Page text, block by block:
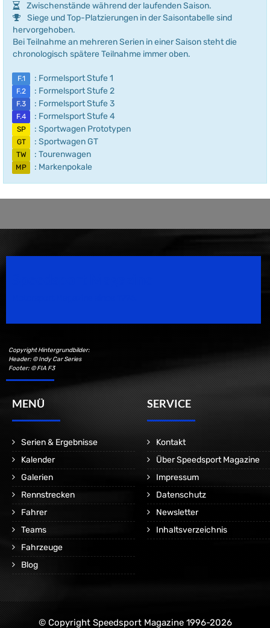
Zwischenstände während der laufenden Saison.
Siege und Top-Platzierungen in der Saisontabelle sind
hervorgehoben.
Bei Teilnahme an mehreren Serien in einer Saison steht die
chronologisch spätere Teilnahme immer oben.
F.1 : Formelsport Stufe 1
F.2 : Formelsport Stufe 2
F.3 : Formelsport Stufe 3
F.4 : Formelsport Stufe 4
SP : Sportwagen Prototypen
GT : Sportwagen GT
TW : Tourenwagen
MP : Markenpokale
Copyright Hintergrundbilder:
Header: © Indy Car Series
Footer: © FIA F3
MENÜ
Serien & Ergebnisse
Kalender
Galerien
Rennstrecken
Fahrer
Teams
Fahrzeuge
Blog
SERVICE
Kontakt
Über Speedsport Magazine
Impressum
Datenschutz
Newsletter
Inhaltsverzeichnis
© Copyright Speedsport Magazine 1996-2026